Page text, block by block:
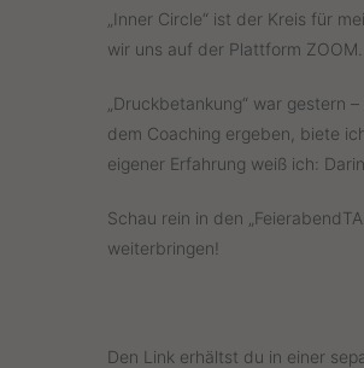
„Inner Circle“ ist der Kreis für
wir uns auf der Plattform ZOOM.
„Druckbetankung“ war gestern
dem Coaching ergeben, biete
eigener Erfahrung weiß ich:
Schau rein in den
weiterbringen!
Den Link erhältst du in einer